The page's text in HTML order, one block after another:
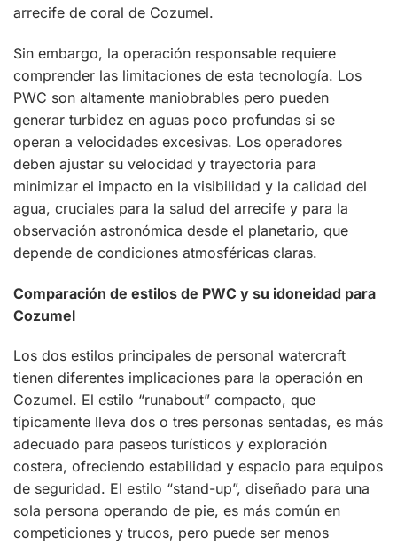
arrecife de coral de Cozumel.
Sin embargo, la operación responsable requiere
comprender las limitaciones de esta tecnología. Los
PWC son altamente maniobrables pero pueden
generar turbidez en aguas poco profundas si se
operan a velocidades excesivas. Los operadores
deben ajustar su velocidad y trayectoria para
minimizar el impacto en la visibilidad y la calidad del
agua, cruciales para la salud del arrecife y para la
observación astronómica desde el planetario, que
depende de condiciones atmosféricas claras.
Comparación de estilos de PWC y su idoneidad para
Cozumel
Los dos estilos principales de personal watercraft
tienen diferentes implicaciones para la operación en
Cozumel. El estilo “runabout” compacto, que
típicamente lleva dos o tres personas sentadas, es más
adecuado para paseos turísticos y exploración
costera, ofreciendo estabilidad y espacio para equipos
de seguridad. El estilo “stand-up”, diseñado para una
sola persona operando de pie, es más común en
competiciones y trucos, pero puede ser menos